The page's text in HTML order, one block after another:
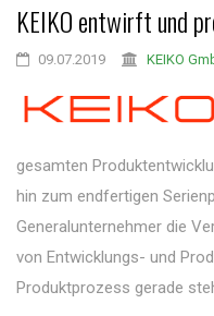
KEIKO entwirft und
09.07.2019 KEIKO
gesamten
hin zum endfertigen
Generalunternehmer die
von Entwicklungs- und
Produktprozess gerade